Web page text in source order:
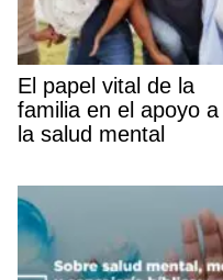
El papel vital de la
familia en el apoyo a
la salud mental